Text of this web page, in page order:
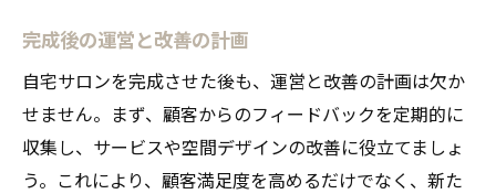
完成後の運営と改善の計画
自宅サロンを完成させた後も、運営と改善の計画は欠か
せません。まず、顧客からのフィードバックを定期的に
収集し、サービスや空間デザインの改善に役立てましょ
う。これにより、顧客満足度を高めるだけでなく、新た